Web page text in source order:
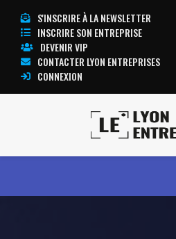
S'INSCRIRE À LA NEWSLETTER
INSCRIRE SON ENTREPRISE
DEVENIR VIP
CONTACTER LYON ENTREPRISES
CONNEXION